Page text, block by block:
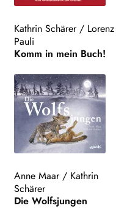
Kathrin Schärer/ Lorenz
Pauli
Komm in mein Buch!
Anne Maar/ Kathrin
Schärer
Die Wolfsjungen